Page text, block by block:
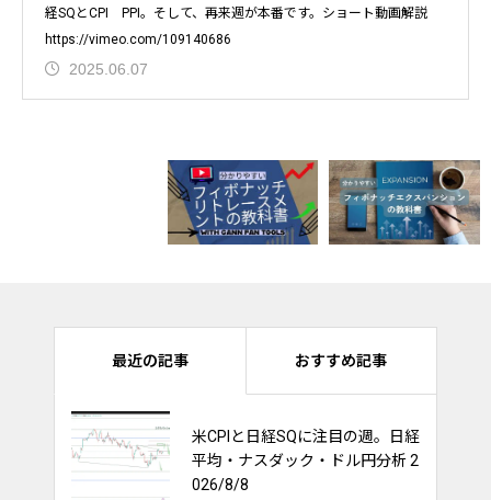
経SQとCPI PPI。そして、再来週が本番です。ショート動画解説
https://vimeo.com/109140686
2025.06.07
最近の記事 おすすめ記事
米CPIと日経SQに注目の週。日経
平均・ナスダック・ドル円分析 2
026/8/8
ナスダック100は持ち合いを維持
出来るか？他市場への影響多大！